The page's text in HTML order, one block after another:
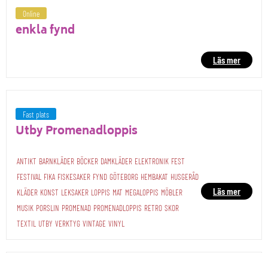
Online
enkla fynd
Läs mer
Fast plats
Utby Promenadloppis
ANTIKT BARNKLÄDER BÖCKER DAMKLÄDER ELEKTRONIK FEST
FESTIVAL FIKA FISKESAKER FYND GÖTEBORG HEMBAKAT HUSGERÅD
KLÄDER KONST LEKSAKER LOPPIS MAT MEGALOPPIS MÖBLER
MUSIK PORSLIN PROMENAD PROMENADLOPPIS RETRO SKOR
TEXTIL UTBY VERKTYG VINTAGE VINYL
Läs mer